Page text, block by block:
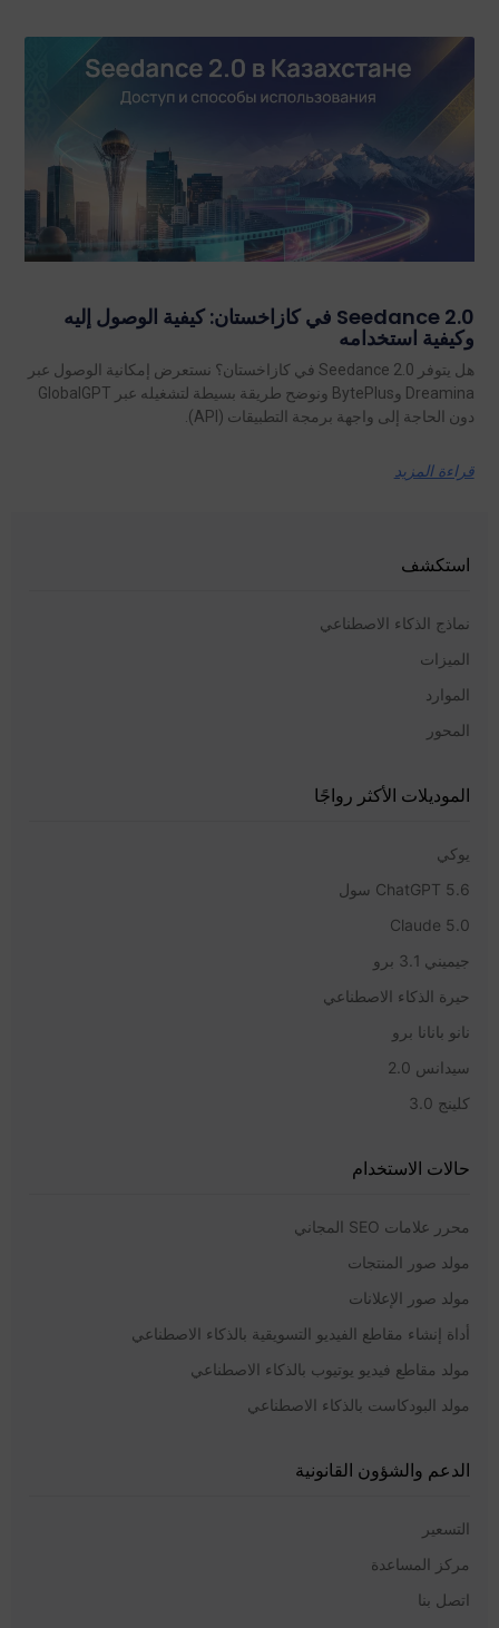
Seedance 2.0 في كازاخستان: كيفية الوصول إليه
وكيفية استخدامه
هل يتوفر Seedance 2.0 في كازاخستان؟ نستعرض إمكانية الوصول عبر
Dreamina وBytePlus ونوضح طريقة بسيطة لتشغيله عبر GlobalGPT
دون الحاجة إلى واجهة برمجة التطبيقات (API).
قراءة المزيد
استكشف
نماذج الذكاء الاصطناعي
الميزات
الموارد
المحور
الموديلات الأكثر رواجًا
يوكي
ChatGPT 5.6 سول
Claude 5.0
جيميني 3.1 برو
حيرة الذكاء الاصطناعي
نانو بانانا برو
سيدانس 2.0
كلينج 3.0
حالات الاستخدام
محرر علامات SEO المجاني
مولد صور المنتجات
مولد صور الإعلانات
أداة إنشاء مقاطع الفيديو التسويقية بالذكاء الاصطناعي
مولد مقاطع فيديو يوتيوب بالذكاء الاصطناعي
مولد البودكاست بالذكاء الاصطناعي
الدعم والشؤون القانونية
التسعير
مركز المساعدة
اتصل بنا